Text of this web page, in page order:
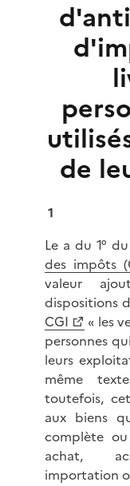
de
1
Le a du 1°
des impôts
valeur
dispositions
CGI
« les
personnes
leurs
même
toutefois,
aux biens
complète
achat,
importation